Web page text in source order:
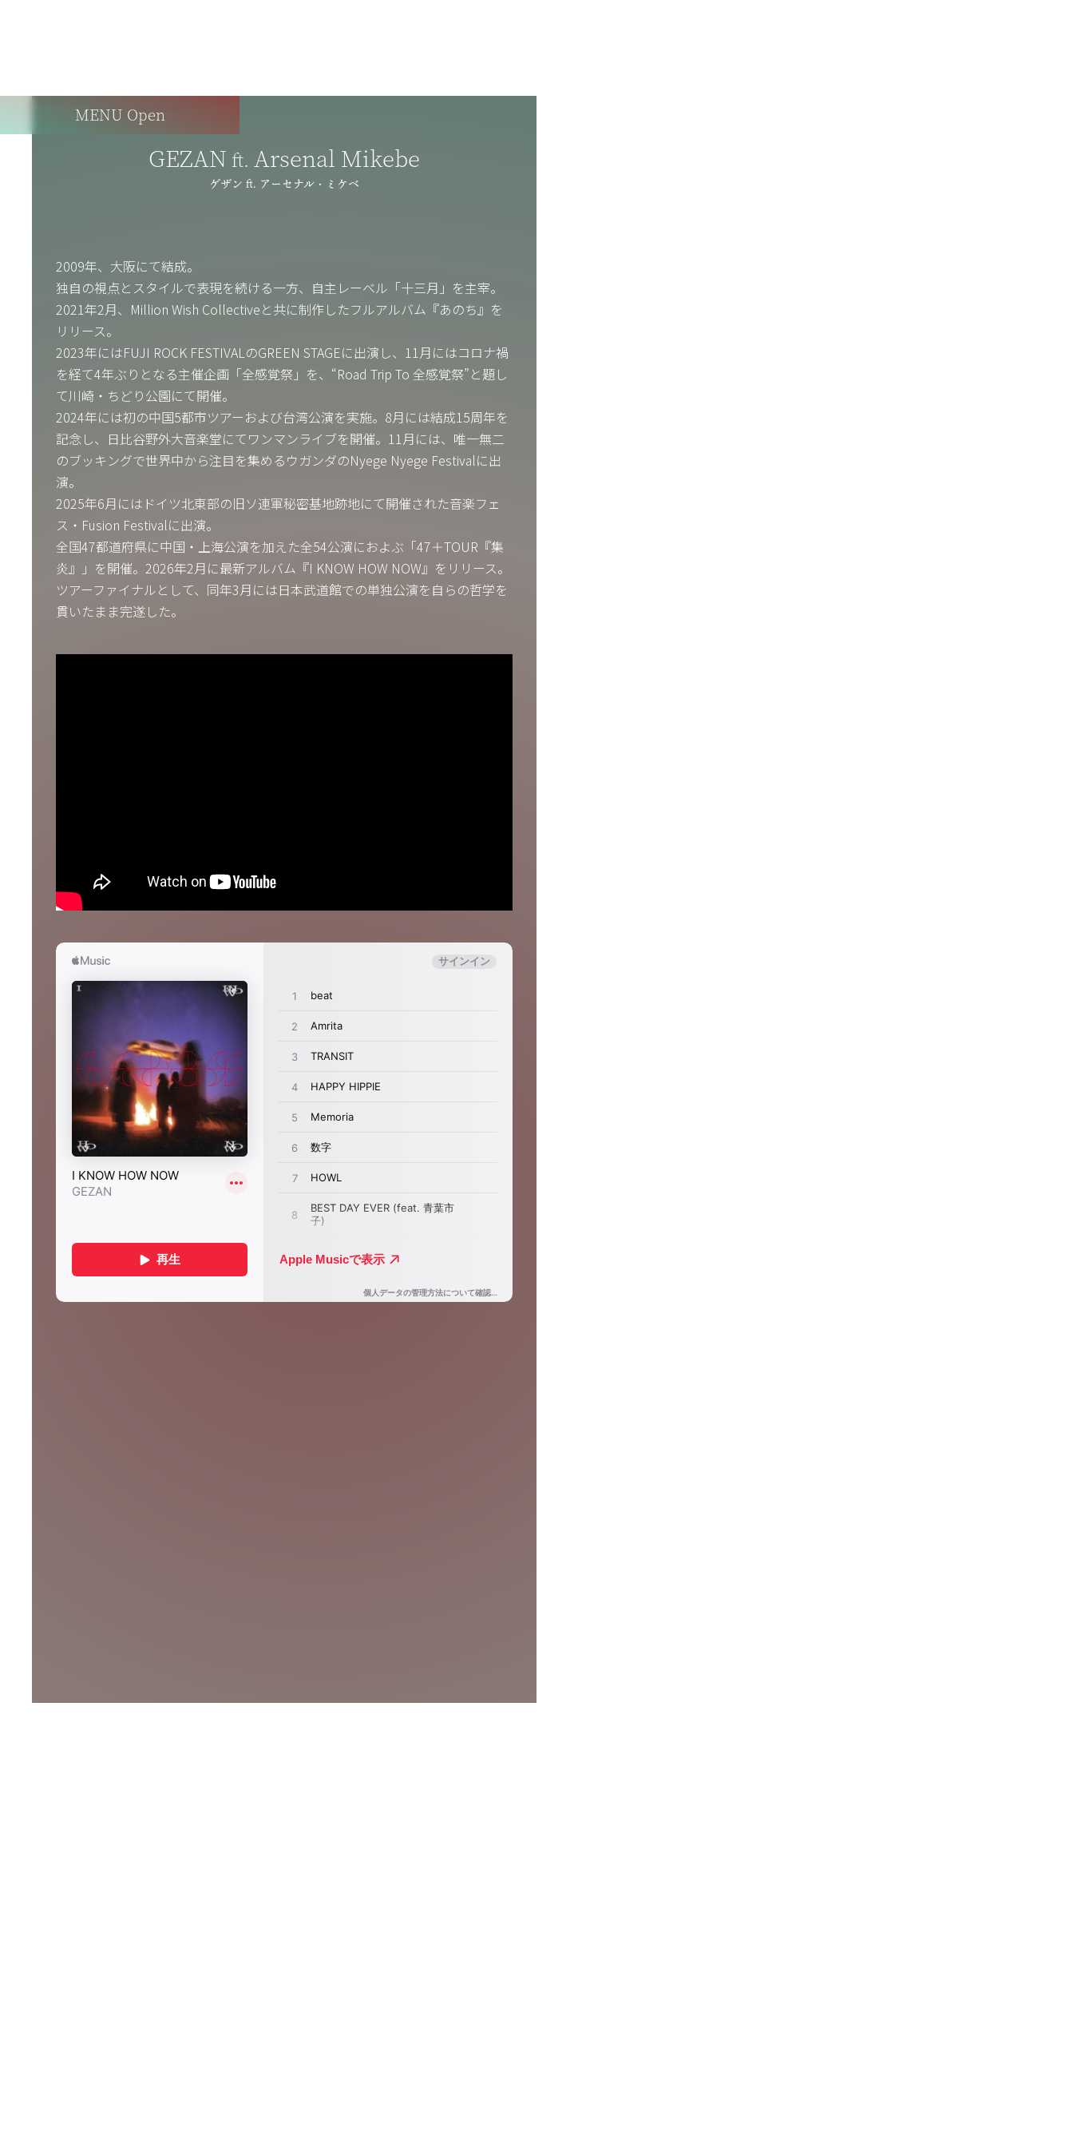
MENU Open
GEZAN ft. Arsenal Mikebe
ゲザン ft. アーセナル・ミケベ
2009年、大阪にて結成。
独自の視点とスタイルで表現を続ける一方、自主レーベル「十三月」を主宰。
2021年2月、Million Wish Collectiveと共に制作したフルアルバム『あのち』を
リリース。
2023年にはFUJI ROCK FESTIVALのGREEN STAGEに出演し、11月にはコロナ禍
を経て4年ぶりとなる主催企画「全感覚祭」を、“Road Trip To 全感覚祭”と題し
て川崎・ちどり公園にて開催。
2024年には初の中国5都市ツアーおよび台湾公演を実施。8月には結成15周年を
記念し、日比谷野外大音楽堂にてワンマンライブを開催。11月には、唯一無二
のブッキングで世界中から注目を集めるウガンダのNyege Nyege Festivalに出
演。
2025年6月にはドイツ北東部の旧ソ連軍秘密基地跡地にて開催された音楽フェ
ス・Fusion Festivalに出演。
全国47都道府県に中国・上海公演を加えた全54公演におよぶ「47＋TOUR『集
炎』」を開催。2026年2月に最新アルバム『I KNOW HOW NOW』をリリース。
ツアーファイナルとして、同年3月には日本武道館での単独公演を自らの哲学を
貫いたまま完遂した。